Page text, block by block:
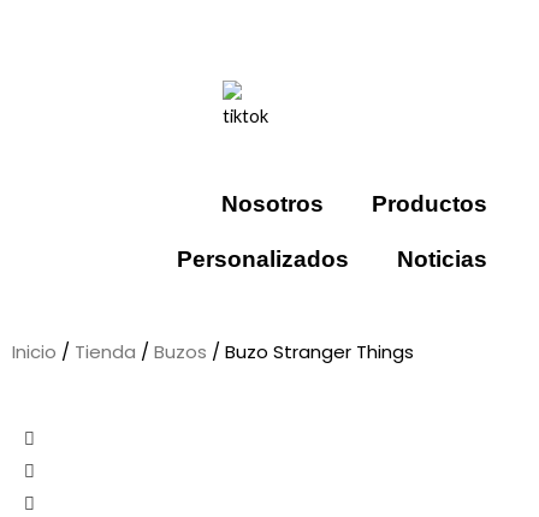
Nosotros Productos
Personalizados Noticias
Inicio / Tienda / Buzos / Buzo Stranger Things